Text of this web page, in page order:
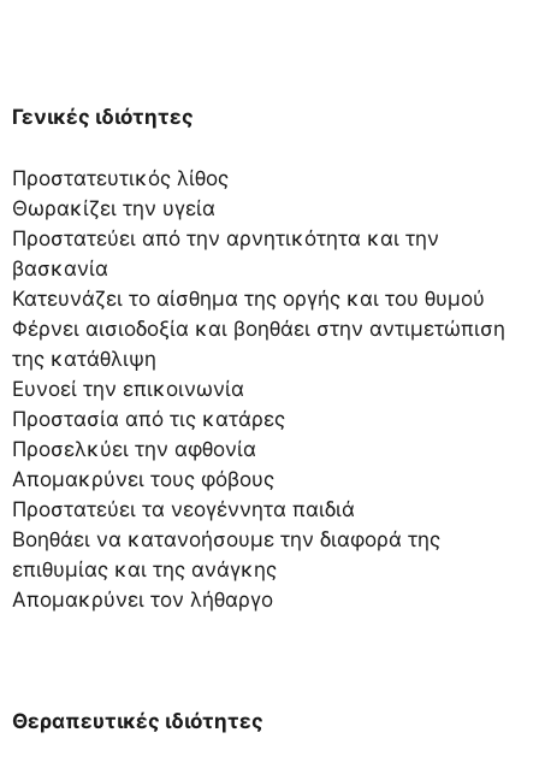
Γενικές ιδιότητες
Προστατευτικός λίθος
Θωρακίζει την υγεία
Προστατεύει από την αρνητικότητα και την
βασκανία
Κατευνάζει το αίσθημα της οργής και του θυμού
Φέρνει αισιοδοξία και βοηθάει στην αντιμετώπιση
της κατάθλιψη
Ευνοεί την επικοινωνία
Προστασία από τις κατάρες
Προσελκύει την αφθονία
Απομακρύνει τους φόβους
Προστατεύει τα νεογέννητα παιδιά
Βοηθάει να κατανοήσουμε την διαφορά της
επιθυμίας και της ανάγκης
Απομακρύνει τον λήθαργο
Θεραπευτικές ιδιότητες